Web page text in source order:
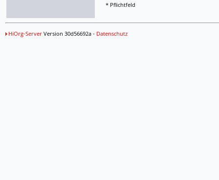
* Pflichtfeld
HiOrg-ServerVersion 30d56692a - Datenschutz